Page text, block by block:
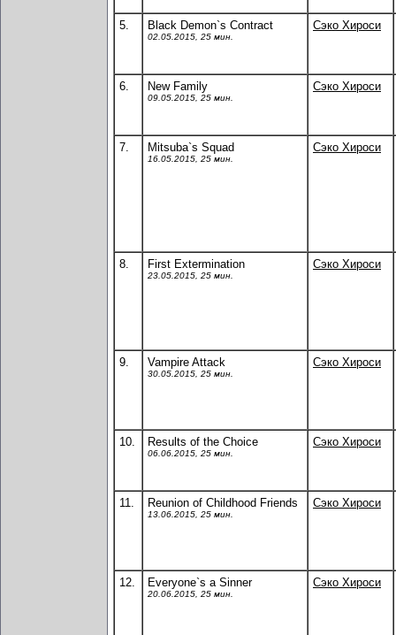
5. Black Demon`s Contract
02.05.2015, 25 мин.
Сэко Хироси
6. New Family
09.05.2015, 25 мин.
Сэко Хироси
7. Mitsuba`s Squad
16.05.2015, 25 мин.
Сэко Хироси
8. First Extermination
23.05.2015, 25 мин.
Сэко Хироси
9. Vampire Attack
30.05.2015, 25 мин.
Сэко Хироси
10. Results of the Choice
06.06.2015, 25 мин.
Сэко Хироси
11. Reunion of Childhood Friends
13.06.2015, 25 мин.
Сэко Хироси
12. Everyone`s a Sinner
20.06.2015, 25 мин.
Сэко Хироси